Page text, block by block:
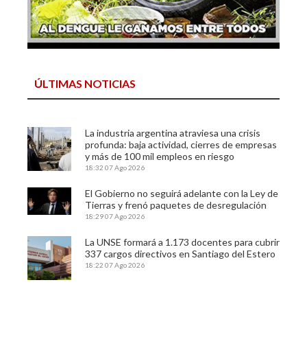
ÚLTIMAS NOTICIAS
La industria argentina atraviesa una crisis
profunda: baja actividad, cierres de empresas
y más de 100 mil empleos en riesgo
18:32 07 Ago 2026
El Gobierno no seguirá adelante con la Ley de
Tierras y frenó paquetes de desregulación
18:2907 Ago 2026
La UNSE formará a 1.173 docentes para cubrir
337 cargos directivos en Santiago del Estero
18:22 07 Ago 2026